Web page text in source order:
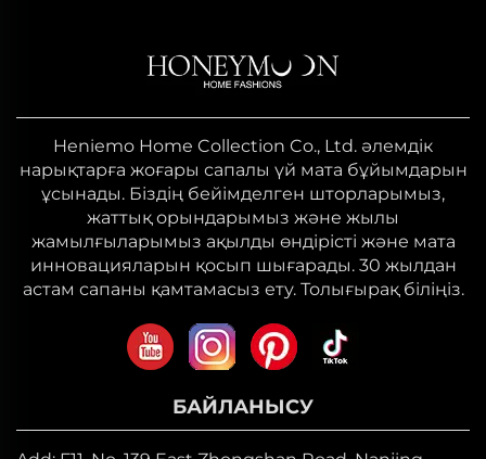
Heniemo Home Collection Co., Ltd. әлемдік
нарықтарға жоғары сапалы үй мата бұйымдарын
ұсынады. Біздің бейімделген шторларымыз,
жаттық орындарымыз және жылы
жамылғыларымыз ақылды өндірісті және мата
инновацияларын қосып шығарады. 30 жылдан
астам сапаны қамтамасыз ету. Толығырақ біліңіз.
БАЙЛАНЫСУ